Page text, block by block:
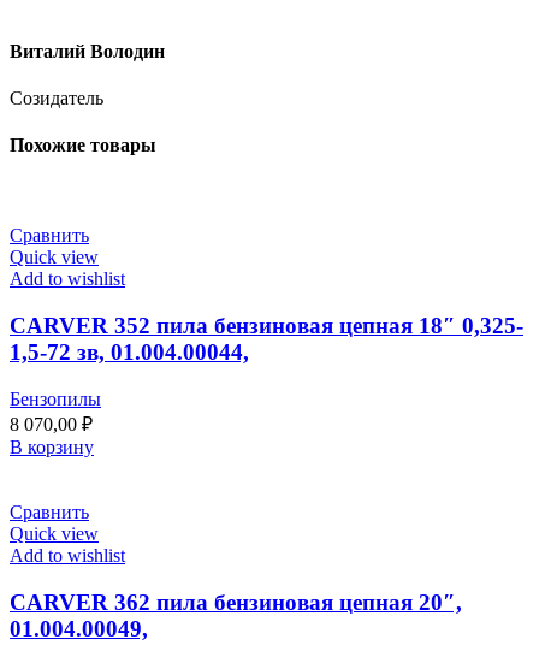
Виталий Володин
Созидатель
Похожие товары
Сравнить
Quick view
Add to wishlist
CARVER 352 пила бензиновая цепная 18″ 0,325-
1,5-72 зв, 01.004.00044,
Бензопилы
8 070,00 ₽
В корзину
Сравнить
Quick view
Add to wishlist
CARVER 362 пила бензиновая цепная 20″,
01.004.00049,